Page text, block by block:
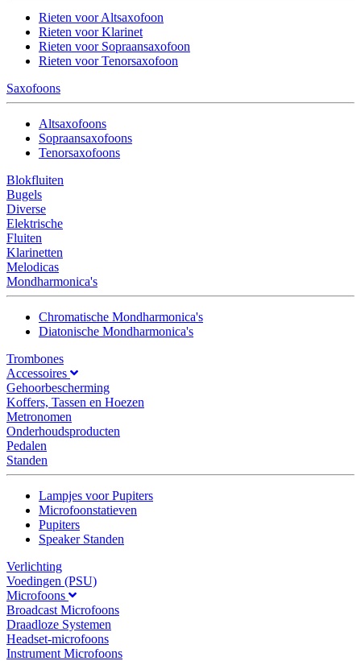
Rieten voor Altsaxofoon
Rieten voor Klarinet
Rieten voor Sopraansaxofoon
Rieten voor Tenorsaxofoon
Saxofoons
Altsaxofoons
Sopraansaxofoons
Tenorsaxofoons
Blokfluiten
Bugels
Diverse
Elektrische
Fluiten
Klarinetten
Melodicas
Mondharmonica's
Chromatische Mondharmonica's
Diatonische Mondharmonica's
Trombones
Accessoires
Gehoorbescherming
Koffers, Tassen en Hoezen
Metronomen
Onderhoudsproducten
Pedalen
Standen
Lampjes voor Pupiters
Microfoonstatieven
Pupiters
Speaker Standen
Verlichting
Voedingen (PSU)
Microfoons
Broadcast Microfoons
Draadloze Systemen
Headset-microfoons
Instrument Microfoons